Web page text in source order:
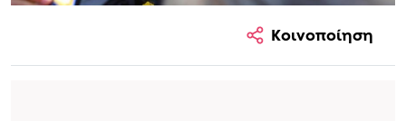
Κοινοποίηση